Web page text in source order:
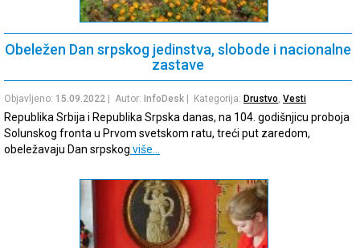
Obeležen Dan srpskog jedinstva, slobode i nacionalne
zastave
Objavljeno: 15.09.2022 | Autor: InfoDesk | Kategorija: Drustvo, Vesti
Republika Srbija i Republika Srpska danas, na 104. godišnjicu proboja
Solunskog fronta u Prvom svetskom ratu, treći put zaredom,
obeležavaju Dan srpskog više…